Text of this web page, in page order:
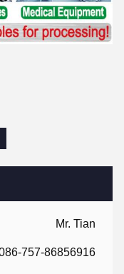
Mr. Tian
757-86856916